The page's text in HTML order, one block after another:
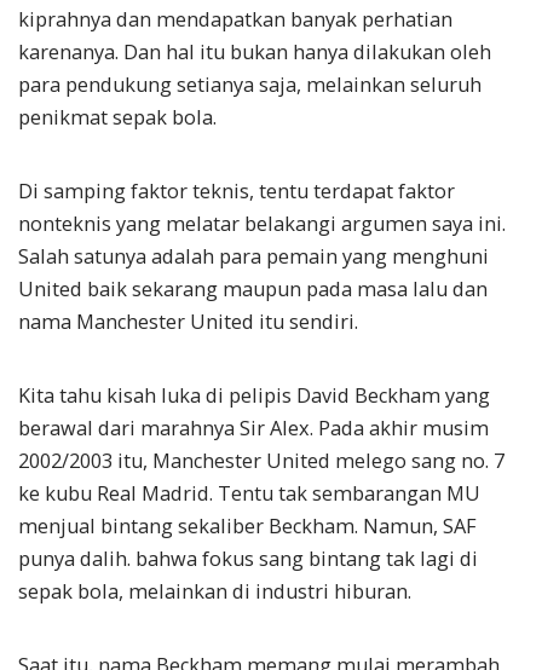
kiprahnya dan mendapatkan banyak perhatian
karenanya. Dan hal itu bukan hanya dilakukan oleh
para pendukung setianya saja, melainkan seluruh
penikmat sepak bola.
Di samping faktor teknis, tentu terdapat faktor
nonteknis yang melatar belakangi argumen saya ini.
Salah satunya adalah para pemain yang menghuni
United baik sekarang maupun pada masa lalu dan
nama Manchester United itu sendiri.
Kita tahu kisah luka di pelipis David Beckham yang
berawal dari marahnya Sir Alex. Pada akhir musim
2002/2003 itu, Manchester United melego sang no. 7
ke kubu Real Madrid. Tentu tak sembarangan MU
menjual bintang sekaliber Beckham. Namun, SAF
punya dalih. bahwa fokus sang bintang tak lagi di
sepak bola, melainkan di industri hiburan.